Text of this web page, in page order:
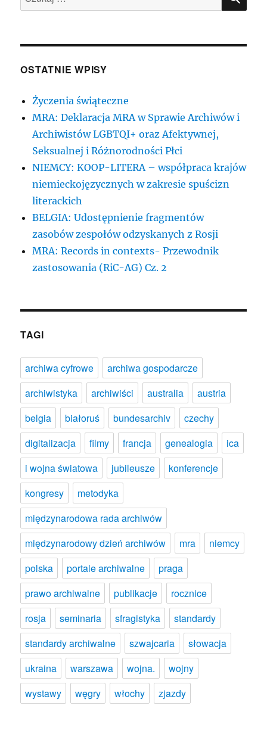
OSTATNIE WPISY
Życzenia świąteczne
MRA: Deklaracja MRA w Sprawie Archiwów i
Archiwistów LGBTQI+ oraz Afektywnej,
Seksualnej i Różnorodności Płci
NIEMCY: KOOP-LITERA – współpraca krajów
niemieckojęzycznych w zakresie spuścizn
literackich
BELGIA: Udostępnienie fragmentów
zasobów zespołów odzyskanych z Rosji
MRA: Records in contexts- Przewodnik
zastosowania (RiC-AG) Cz. 2
TAGI
archiwa cyfrowe
archiwa gospodarcze
archiwistyka
archiwiści australia
austria
belgia
białoruś bundesarchiv
czechy
digitalizacja
filmy francja genealogia
ica
i wojna światowa
jubileusze
konferencje
kongresy
metodyka
międzynarodowa rada archiwów
międzynarodowy dzień archiwów
mra
niemcy
polska
portale archiwalne
praga
prawo archiwalne
publikacje
rocznice
rosja
seminaria sfragistyka
standardy
standardy archiwalne
szwajcaria
słowacja
ukraina
warszawa wojna.
wojny
wystawy
węgry włochy zjazdy